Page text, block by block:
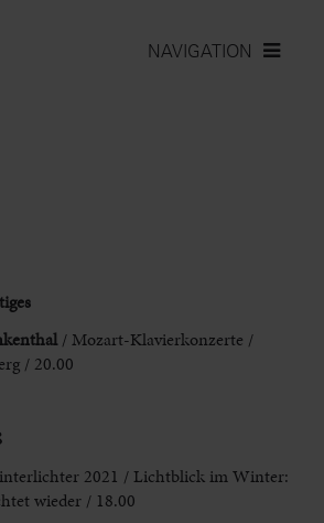
NAVIGATION
/ Mozart-Klavierkonzerte /
/ 20.00
2021 / Lichtblick im Winter:
wieder / 18.00